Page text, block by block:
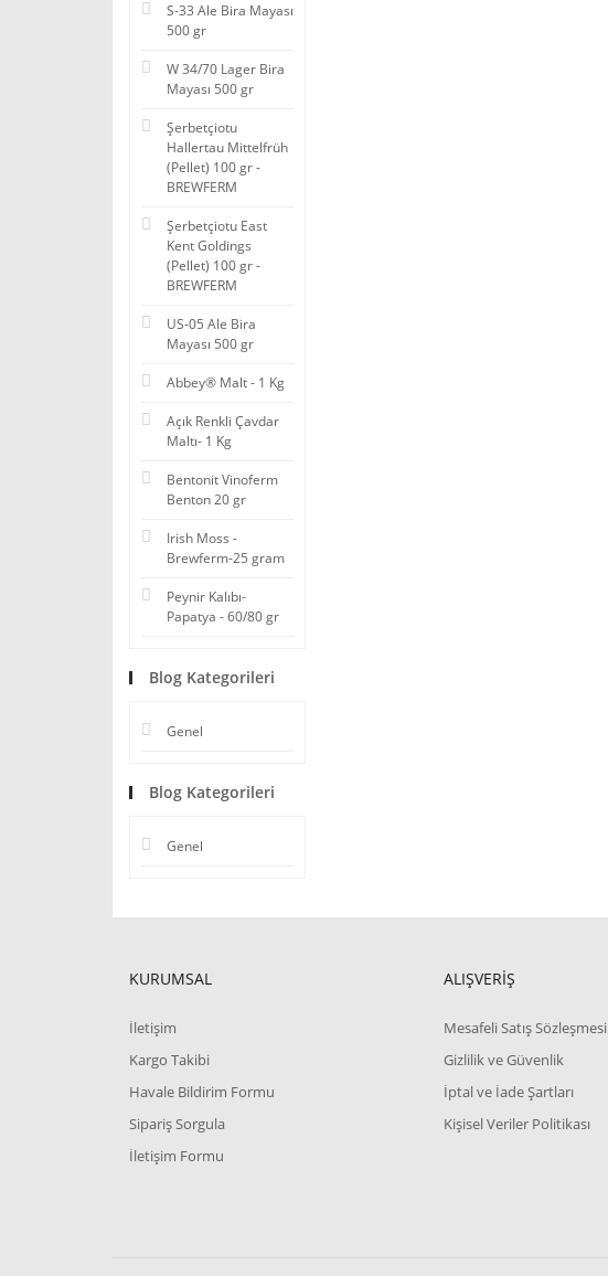
S-33 Ale Bira Mayası
500 gr
W 34/70 Lager Bira
Mayası 500 gr
Şerbetçiotu
Hallertau Mittelfrüh
(Pellet) 100 gr -
BREWFERM
Şerbetçiotu East
Kent Goldings
(Pellet) 100 gr -
BREWFERM
US-05 Ale Bira
Mayası 500 gr
Abbey® Malt - 1 Kg
Açık Renkli Çavdar
Maltı- 1 Kg
Bentonit Vinoferm
Benton 20 gr
Irish Moss -
Brewferm-25 gram
Peynir Kalıbı-
Papatya - 60/80 gr
Blog Kategorileri
Genel
Blog Kategorileri
Genel
KURUMSAL
İletişim
Kargo Takibi
Havale Bildirim Formu
Sipariş Sorgula
İletişim Formu
ALIŞVERİŞ
Mesafeli Satış Sözleşmesi
Gizlilik ve Güvenlik
İptal ve İade Şartları
Kişisel Veriler Politikası